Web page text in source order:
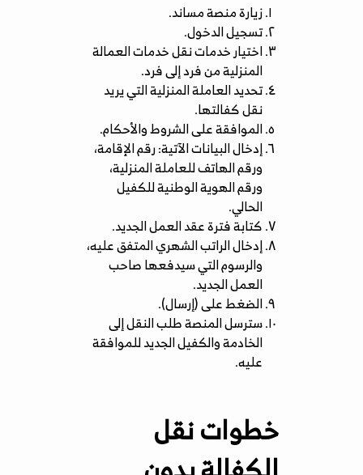
زيارة منصة مساند.
تسجيل الدخول.
اختيار خدمات نقل خدمات العمالة
المنزلية من فرد إلى فرد.
تحديد العاملة المنزلية التي يريد
نقل كفالتها.
الموافقة على الشروط والأحكام.
إدخال البيانات الآتية: رقم الإقامة،
ورقم الهاتف للعاملة المنزلية،
ورقم الهوية الوطنية للكفيل
الحالي.
كتابة فترة عقد العمل الجديد.
إدخال الراتب الشهري المتفق عليه،
والرسوم التي سيدفعها صاحب
العمل الجديد.
الضغط على (إرسال).
سترسل المنصة طلب النقل إلى
الخادمة والكفيل الجديد للموافقة
عليه.
خطوات نقل